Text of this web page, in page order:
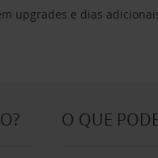
upgrades e dias
O QUE